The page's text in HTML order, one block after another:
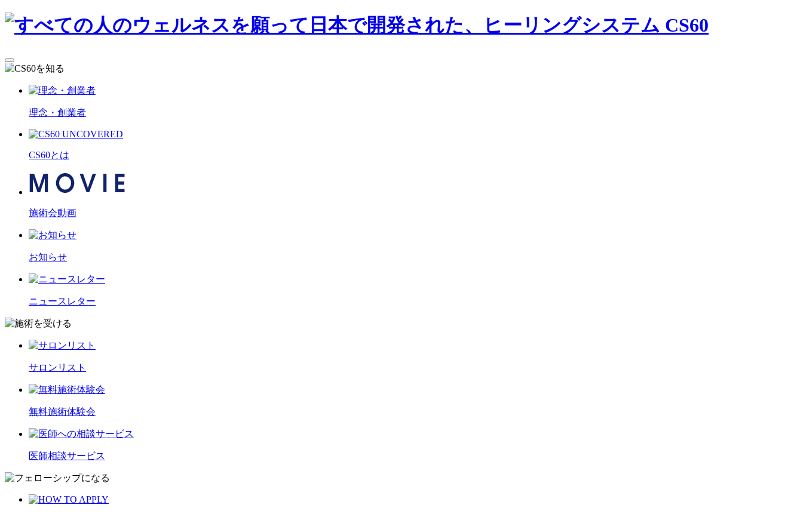
理念・創業者
CS60とは
施術会動画
お知らせ
ニュースレター
サロンリスト
無料施術体験会
医師相談サービス